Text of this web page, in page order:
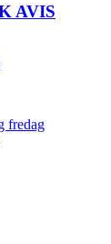
AVIS
fredag